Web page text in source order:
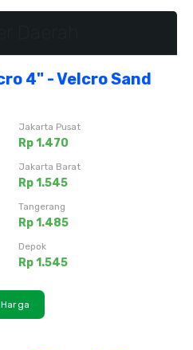
4" - Velcro Sand
Jakarta Pusat
Rp 1.470
Jakarta Barat
Rp 1.545
Tangerang
Rp 1.485
Depok
Rp 1.545